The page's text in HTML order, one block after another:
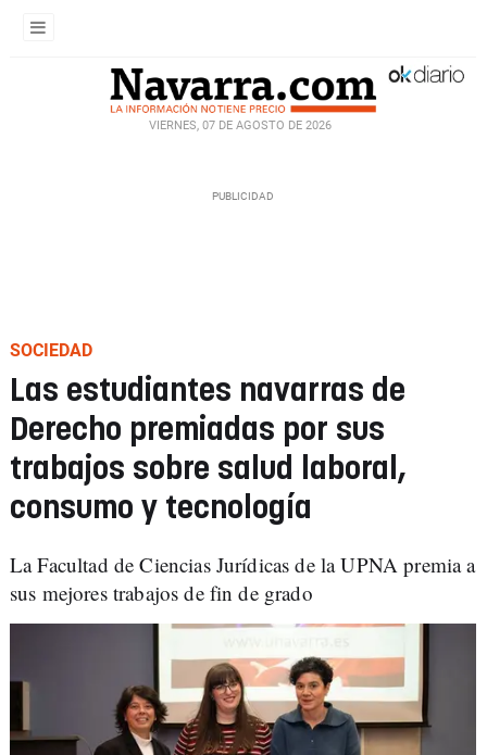
VIERNES, 07 DE AGOSTO DE 2026
SOCIEDAD
Las estudiantes navarras de
Derecho premiadas por sus
trabajos sobre salud laboral,
consumo y tecnología
La Facultad de Ciencias Jurídicas de la UPNA premia a
sus mejores trabajos de fin de grado